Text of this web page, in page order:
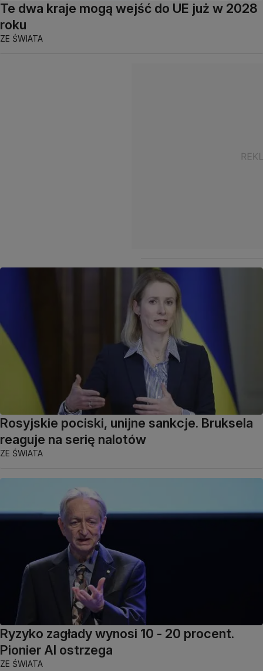
Te dwa kraje mogą wejść do UE już w 2028
roku
ZE ŚWIATA
Rosyjskie pociski, unijne sankcje. Bruksela
reaguje na serię nalotów
ZE ŚWIATA
Ryzyko zagłady wynosi 10 - 20 procent.
Pionier AI ostrzega
ZE ŚWIATA